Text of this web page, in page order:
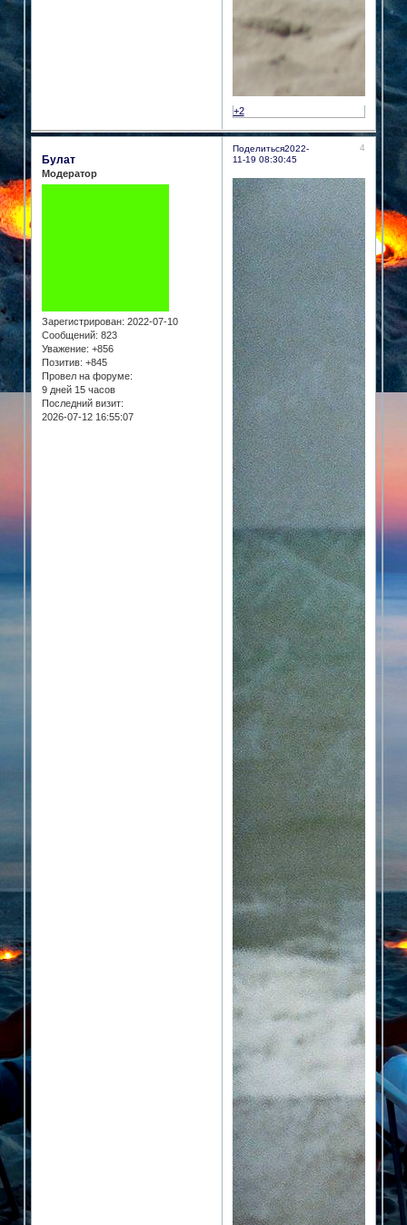
+2
Поделиться 4
2022-
11-19 08:30:45
Булат
Модератор
Зарегистрирован: 2022-07-10
Сообщений: 823
Уважение: +856
Позитив: +845
Провел на форуме:
9 дней 15 часов
Последний визит:
2026-07-12 16:55:07